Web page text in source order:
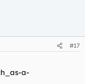
#17